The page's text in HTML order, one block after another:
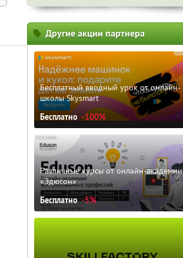
Другие акции партнера
Бесплатный вводный урок от онлайн-
школы Skysmart
Бесплатно -100%
Различные курсы от онлайн-академии
«Эдюсон»
Бесплатно -5%